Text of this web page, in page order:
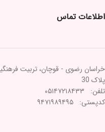
اطلاعات تماس
پلاک 30
تلفن: ۰۵۱۴۷۲۱۸۴۳۳
کدپستی: ۹۴۷۱۹۸۹۴۹۵